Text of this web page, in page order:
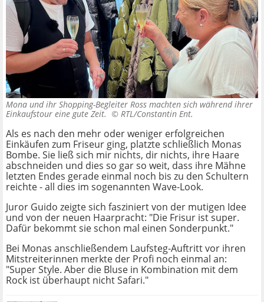
Mona und ihr Shopping-Begleiter Ross machten sich während ihrer
Einkaufstour eine gute Zeit. © RTL/Constantin Ent.
Als es nach den mehr oder weniger erfolgreichen
Einkäufen zum Friseur ging, platzte schließlich Monas
Bombe. Sie ließ sich mir nichts, dir nichts, ihre Haare
abschneiden und dies so gar so weit, dass ihre Mähne
letzten Endes gerade einmal noch bis zu den Schultern
reichte - all dies im sogenannten Wave-Look.
Juror Guido zeigte sich fasziniert von der mutigen Idee
und von der neuen Haarpracht: "Die Frisur ist super.
Dafür bekommt sie schon mal einen Sonderpunkt."
Bei Monas anschließendem Laufsteg-Auftritt vor ihren
Mitstreiterinnen merkte der Profi noch einmal an:
"Super Style. Aber die Bluse in Kombination mit dem
Rock ist überhaupt nicht Safari."